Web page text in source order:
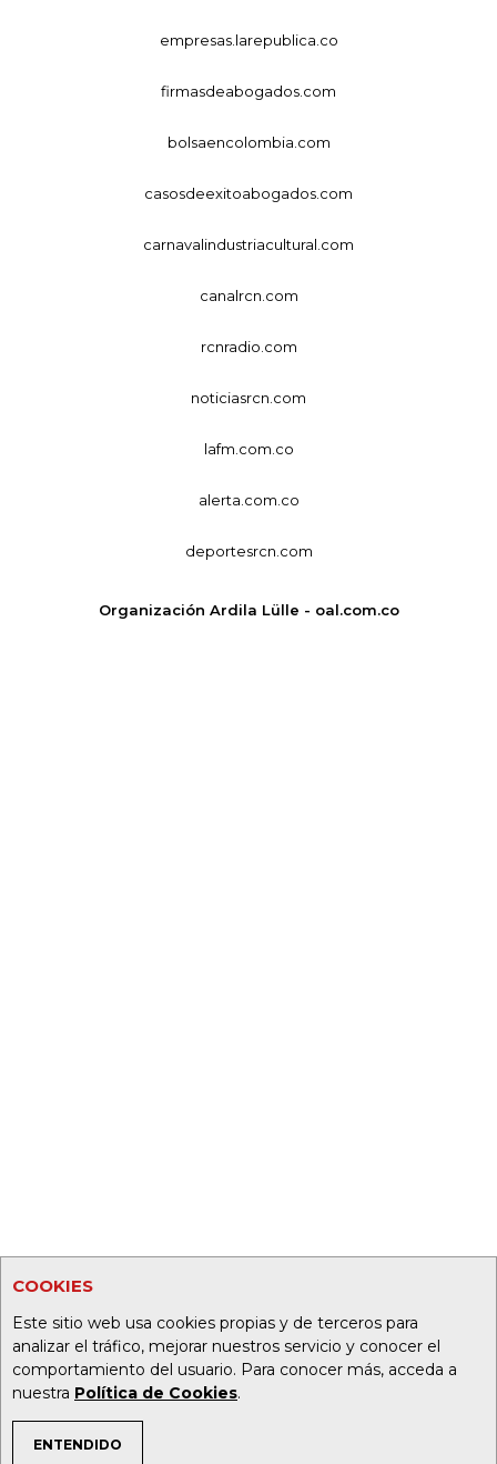
COOKIES
Este sitio web usa cookies propias y de terceros para
analizar el tráfico, mejorar nuestros servicio y conocer el
comportamiento del usuario. Para conocer más, acceda a
nuestra Política de Cookies.
ENTENDIDO
empresas.larepublica.co
firmasdeabogados.com
bolsaencolombia.com
casosdeexitoabogados.com
carnavalindustriacultural.com
canalrcn.com
rcnradio.com
noticiasrcn.com
lafm.com.co
alerta.com.co
deportesrcn.com
Organización Ardila Lülle - oal.com.co